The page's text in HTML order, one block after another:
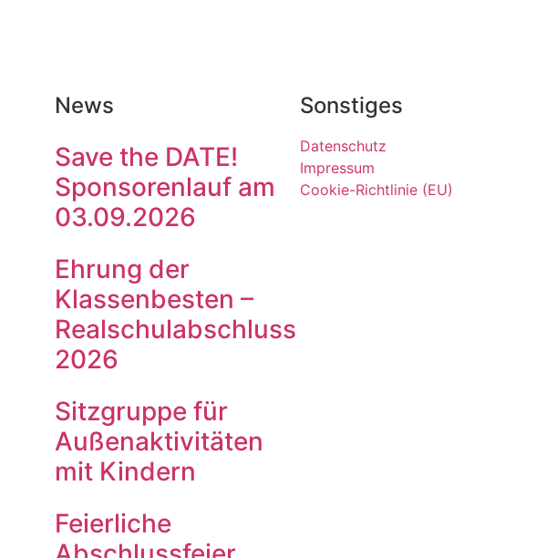
News
Save the DATE!
Sponsorenlauf am
03.09.2026
Ehrung der
Klassenbesten –
Realschulabschluss
2026
Sitzgruppe für
Außenaktivitäten
mit Kindern
Feierliche
Sonstiges
Datenschutz
Impressum
Cookie-Richtlinie (EU)